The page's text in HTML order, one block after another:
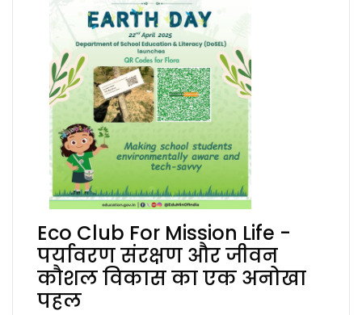
Eco Club For Mission Life -
पर्यावरण संरक्षण और जीवन
कौशल विकास का एक अनोखा
पहल